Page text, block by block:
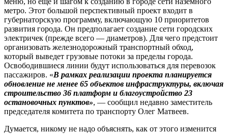
метро. Этот большой перспективный проект входит в
губернаторскую программу, включающую 10 приоритетов
развития города. Он предполагает создание сети городских
электричек (прежде всего — диаметров). Для чего предстоит
организовать железнодорожный транспортный обход,
который выведет грузовые потоки за пределы города.
Освободившиеся линии будут использоваться для перевозок
пассажиров. «В рамках реализации проекта планируется
обновление не менее 65 объектов инфраструктуры, включая
строительство 36 платформ и благоустройство 23
остановочных пунктов», — сообщил недавно заместитель
председателя комитета по транспорту Олег Матвеев.
Думается, никому не надо объяснять, как от этого изменится